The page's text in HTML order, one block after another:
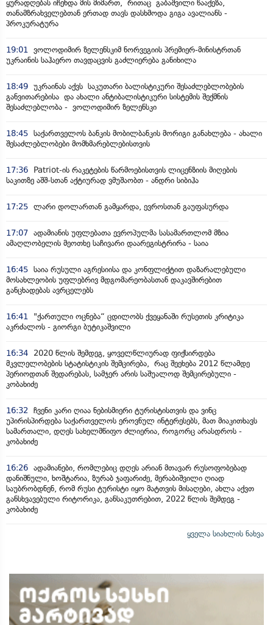
ყურადღებას იჩენდა მის მიმართ, რითაც გაბაშვილი წააქეზა,
თანამზრახველებთან ერთად თავს დასხმოდა გიგა ავალიანს -
პროკურატურა
19:01
ვოლოდიმირ ზელენსკიმ ნორვეგიის პრემიერ-მინისტრთან
უკრაინის საჰაერო თავდაცვის გაძლიერება განიხილა
18:49 უკრაინას აქვს საკუთარი ბალისტიკური შესაძლებლობების
განვითარებისა და ახალი ანტიბალისტიკური სისტემის შექმნის
შესაძლებლობა - ვოლოდიმირ ზელენსკი
18:45 საქართველოს ბანკის მობილბანკის მორიგი განახლება - ახალი
შესაძლებლობები მომხმარებლებისთვის
17:36
Patriot-ის რაკეტების წარმოებისთვის ლიცენზიის მიღების
საკითზე აშშ-სთან აქტიურად ვმუშაობთ - ანდრი სიბიჰა
17:25 ლარი დოლართან გამყარდა, ევროსთან გაუფასურდა
17:07 ადამიანის უფლებათა ევროპულმა სასამართლომ მზია
ამაღლობელის მეოთხე საჩივარი დაარეგისტრირა - საია
16:45 საია რუსული აგრესიისა და კონფლიქტით დაზარალებული
მოსახლეობის უფლებრივ მდგომარეობასთან დაკავშირებით
განცხადებას ავრცელებს
16:41
"ქართული ოცნება“ ცდილობს ქვეყანაში რუსეთის კრიტიკა
აკრძალოს - გიორგი ბუტიკაშვილი
16:34
2020 წლის შემდეგ, ყოველწლიურად ფიქსირდება
მკვლელობების სტატისტიკის შემცირება, რაც შეეხება 2012 წლამდე
პერიოდთან შედარებას, სამჯერ არის საშუალოდ შემცირებული -
კობახიძე
16:32
ჩვენი კარი ღიაა ნებისმიერი ტურისტისთვის და ვინც
უპირისპირდება საქართველოს ეროვნულ ინტერესებს, მათ მიაკითხავს
სამართალი, დღეს სახელმწიფო ძლიერია, როგორც არასდროს -
კობახიძე
16:26 ადამიანები, რომლებიც დღეს არიან მთავარ რუსოფობებად
დანიშნული, ხოშტარია, ზურაბ ჯაფარიძე, მერაბიშვილი ღიად
საუბრობდნენ, რომ რუსი ტურისტი იყო მატთვის მისაღები, ახლა აქვთ
განსხვავებული რიტორიკა, განსაკუთრებით, 2022 წლის შემდეგ -
კობახიძე
ყველა სიახლის ნახვა